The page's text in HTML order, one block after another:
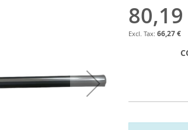
66,27 €